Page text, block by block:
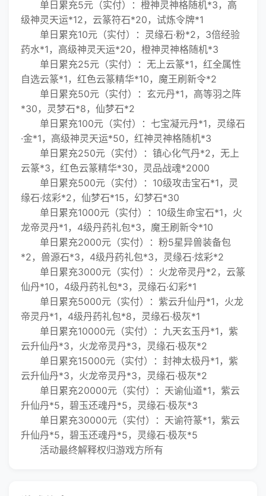
单日累充5元（实付）：橙神灵神格随机*3，高
级神灵天运*12，云篆符石*20，试炼令牌*1
单日累充10元（实付）：灵缘石·粉*2，3倍经验
药水*1，高级神灵天运*20，橙神灵神格随机*3
单日累充25元（实付）：无上云篆*1，红全属性
自选云篆*1，红色云篆精华*10，魔王刷新令*2
单日累充50元（实付）：玄元丹*1，高等羽之阵
*30，灵梦石*8，仙梦石*2
单日累充100元（实付）：七宝凝元丹*1，灵缘石
·金*1，高级神灵天运*50，红神灵神格随机*3
单日累充250元（实付）：镇心化气丹*2，无上
云篆*3，红色云篆精华*30，灵品战魂*2000
单日累充500元（实付）：10级攻击宝石*1，灵
缘石·炫彩*2，仙梦石*15，幻梦石*30
单日累充1000元（实付）：10级生命宝石*1，火
龙帝灵丹*1，4级丹药礼包*3，魔王刷新令*10
单日累充2000元（实付）：粉5星异兽装备包
*2，兽源石*3，4级丹药礼包*3，灵缘石·炫彩*2
单日累充3000元（实付）：火龙帝灵丹*2，云篆
仙丹*10，4级丹药礼包*3，灵缘石·幻彩*1
单日累充5000元（实付）：紫云升仙丹*1，火龙
帝灵丹*1，4级丹药礼包*8，灵缘石·极灰*1
单日累充10000元（实付）：九天玄玉丹*1，紫
云升仙丹*3，火龙帝灵丹*3，灵缘石·极灰*2
单日累充15000元（实付）：封神太极丹*1，紫
云升仙丹*3，火龙帝灵丹*3，灵缘石·极灰*2
单日累充20000元（实付）：天谕仙道*1，紫云
升仙丹*5，碧玉还魂丹*5，灵缘石·极灰*3
单日累充30000元（实付）：天谕符篆*1，紫云
升仙丹*5，碧玉还魂丹*5，灵缘石·极灰*5
活动最终解释权归游戏方所有